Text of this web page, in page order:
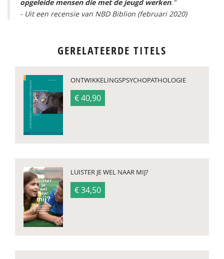
opgeleide mensen die met de jeugd werken."
- Uit een recensie van NBD Biblion (februari 2020)
GERELATEERDE TITELS
ONTWIKKELINGS­­PSYCHOPATHOLOGIE
€ 40,90
LUISTER JE WEL NAAR MIJ?
€ 34,50